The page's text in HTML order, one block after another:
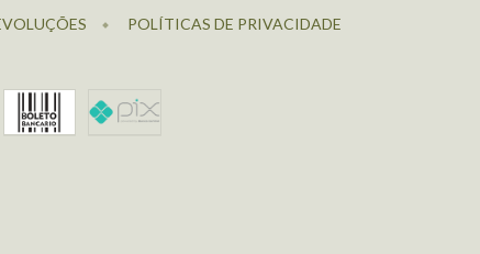
POLÍTICAS DE PRIVACIDADE